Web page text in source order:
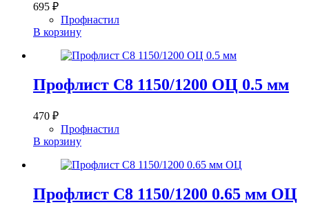
695 ₽
Профнастил
В корзину
Профлист С8 1150/1200 ОЦ 0.5 мм
470 ₽
Профнастил
В корзину
Профлист С8 1150/1200 0.65 мм ОЦ